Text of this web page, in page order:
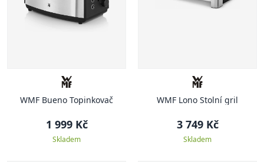
WMF Bueno Topinkovač
1 999 Kč
Skladem
WMF Lono Stolní gril
3 749 Kč
Skladem